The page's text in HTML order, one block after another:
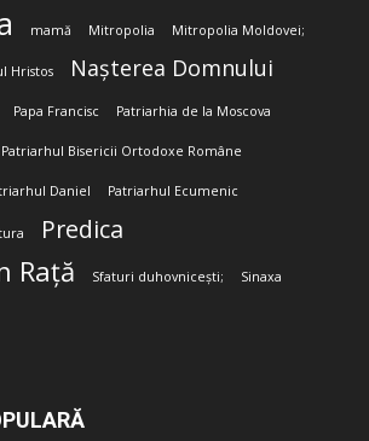
mamă Mitropolia Mitropolia Moldovei;
Hristos Nașterea Domnului
Papa Francisc Patriarhia de la Moscova
Patriarhul Bisericii Ortodoxe Române
Daniel Patriarhul Ecumenic
Predica
Rață Sfaturi duhovnicești; Sinaxa